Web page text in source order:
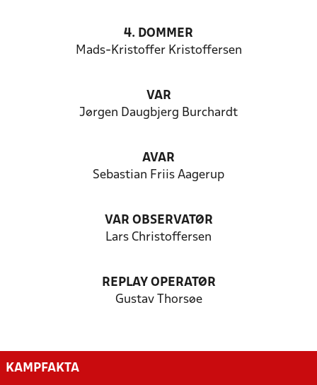
4. DOMMER
Mads-Kristoffer Kristoffersen
VAR
Jørgen Daugbjerg Burchardt
AVAR
Sebastian Friis Aagerup
VAR OBSERVATØR
Lars Christoffersen
REPLAY OPERATØR
Gustav Thorsøe
KAMPFAKTA